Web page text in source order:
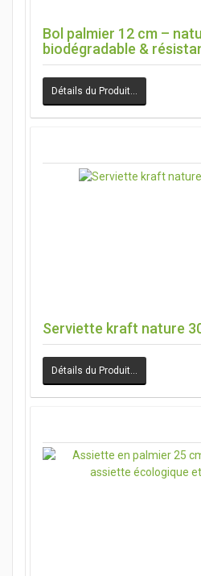
Bol palmier 12 cm –
biodégradable &
Détails du Produit…
Serviette kraft nature
Détails du Produit…